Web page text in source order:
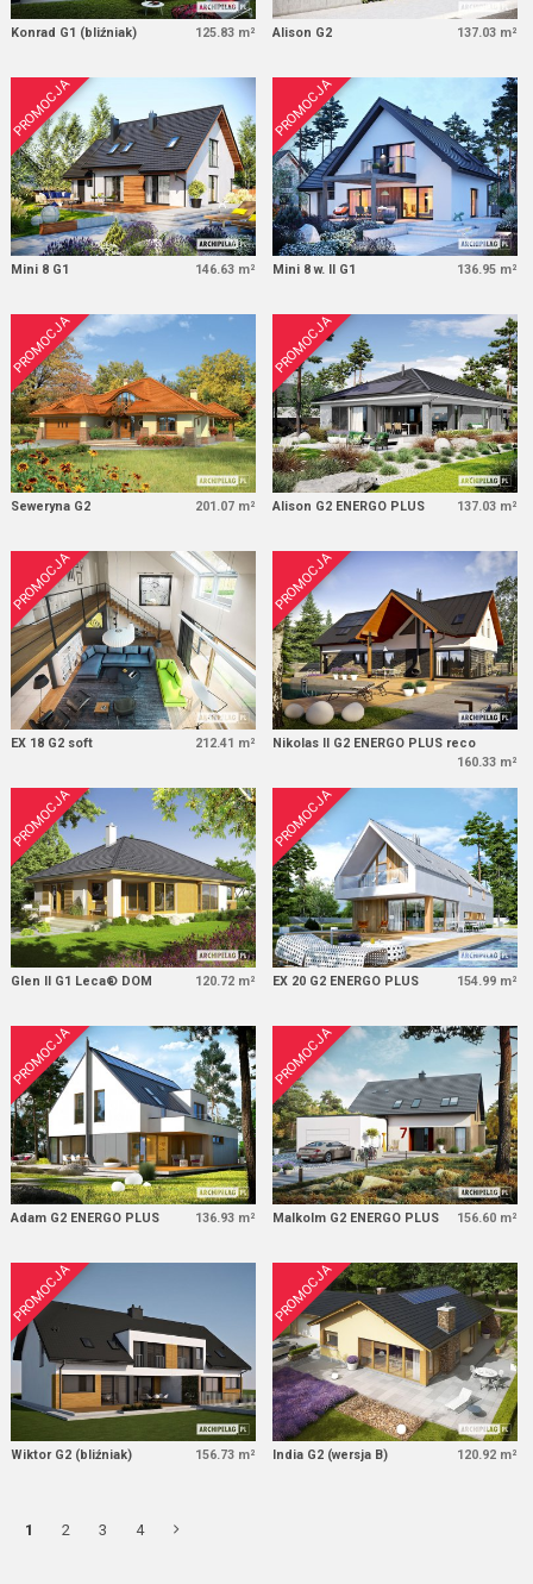
Konrad G1 (bliźniak) 125.83 m² Alison G2 137.03 m²
PROMOCJA
Mini 8 G1 146.63 m²
PROMOCJA
Mini 8 w. II G1 136.95 m²
PROMOCJA
Seweryna G2 201.07 m²
PROMOCJA
Alison G2 ENERGO PLUS 137.03 m²
PROMOCJA
EX 18 G2 soft 212.41 m²
PROMOCJA
Nikolas II G2 ENERGO PLUS reco
160.33 m²
PROMOCJA
Glen II G1 Leca® DOM 120.72 m²
PROMOCJA
EX 20 G2 ENERGO PLUS 154.99 m²
PROMOCJA
Adam G2 ENERGO PLUS 136.93 m²
PROMOCJA
Malkolm G2 ENERGO PLUS 156.60 m²
PROMOCJA
Wiktor G2 (bliźniak) 156.73 m²
PROMOCJA
India G2 (wersja B) 120.92 m²
1 2 3 4